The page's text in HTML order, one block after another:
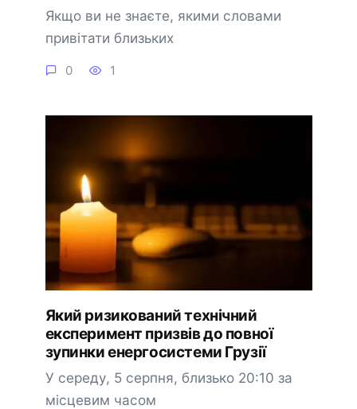
Якщо ви не знаєте, якими словами
привітати близьких
0 1
Який ризикований технічний
експеримент призвів до повної
зупинки енергосистеми Грузії
У середу, 5 серпня, близько 20:10 за
місцевим часом